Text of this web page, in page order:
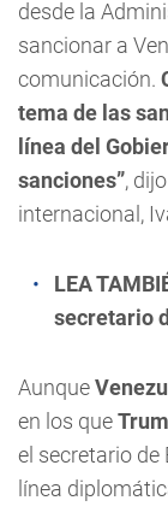
desde la
sancionar a
comunicación.
tema de las
línea del
sanciones”,
internacional,
LEA
secretario
Aunque
en los que
el secretario
línea